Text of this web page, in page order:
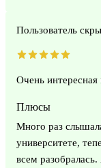
Пользователь
Очень интересная
Плюсы
Много раз
университете,
всем